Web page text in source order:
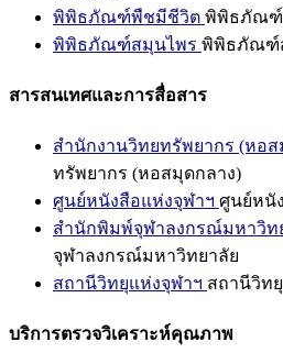
พิพิธภัณฑ์พืชมีชีวิต พิพิธภัณ
พิพิธภัณฑ์สมุนไพร พิพิธภัณฑ์
สารสนเทศและการสื่อสาร
สำนักงานวิทยทรัพยากร (หอส
ทรัพยากร (หอสมุดกลาง)
ศูนย์หนังสือแห่งจุฬาฯ ศูนย์หนั
สำนักพิมพ์จุฬาลงกรณ์มหาวิท
จุฬาลงกรณ์มหาวิทยาลัย
สถานีวิทยุแห่งจุฬาฯ สถานีวิท
บริการตรวจวิเคราะห์คุณภาพ